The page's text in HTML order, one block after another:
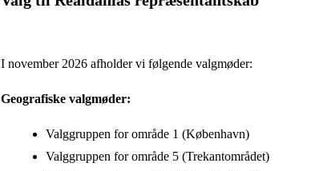
I november 2026 afholder vi følgende valgmøder:
Geografiske valgmøder:
Valggruppen for område 1 (København)
Valggruppen for område 5 (Trekantområdet)